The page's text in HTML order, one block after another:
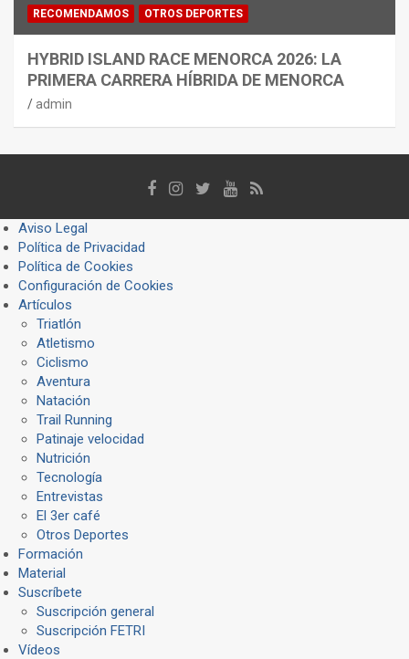
RECOMENDAMOS OTROS DEPORTES
HYBRID ISLAND RACE MENORCA 2026: LA
PRIMERA CARRERA HÍBRIDA DE MENORCA
admin
Aviso Legal
Política de Privacidad
Política de Cookies
Configuración de Cookies
Artículos
Triatlón
Atletismo
Ciclismo
Aventura
Natación
Trail Running
Patinaje velocidad
Nutrición
Tecnología
Entrevistas
El 3er café
Otros Deportes
Formación
Material
Suscríbete
Suscripción general
Suscripción FETRI
Vídeos